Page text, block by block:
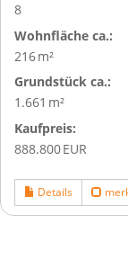
8
Wohnfläche ca.:
216 m²
Grund­stück ca.:
1.661 m²
Kaufpreis:
888.800 EUR
Details